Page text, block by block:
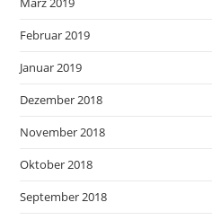
Februar 2019
Januar 2019
Dezember 2018
November 2018
Oktober 2018
September 2018